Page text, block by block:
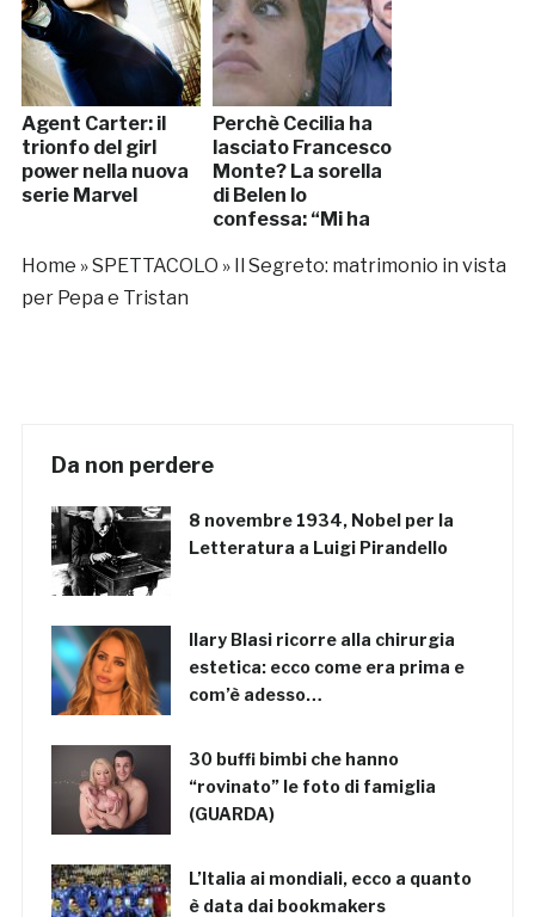
Agent Carter: il
trionfo del girl
power nella nuova
serie Marvel
Perchè Cecilia ha
lasciato Francesco
Monte? La sorella
di Belen lo
confessa: “Mi ha
[VIDEO]
Home »SPETTACOLO » Il Segreto: matrimonio in vista
per Pepa e Tristan
Da non perdere
8 novembre 1934, Nobel per la
Letteratura a Luigi Pirandello
Ilary Blasi ricorre alla chirurgia
estetica: ecco come era prima e
com’è adesso…
30 buffi bimbi che hanno
“rovinato” le foto di famiglia
(GUARDA)
L’Italia ai mondiali, ecco a quanto
è data dai bookmakers